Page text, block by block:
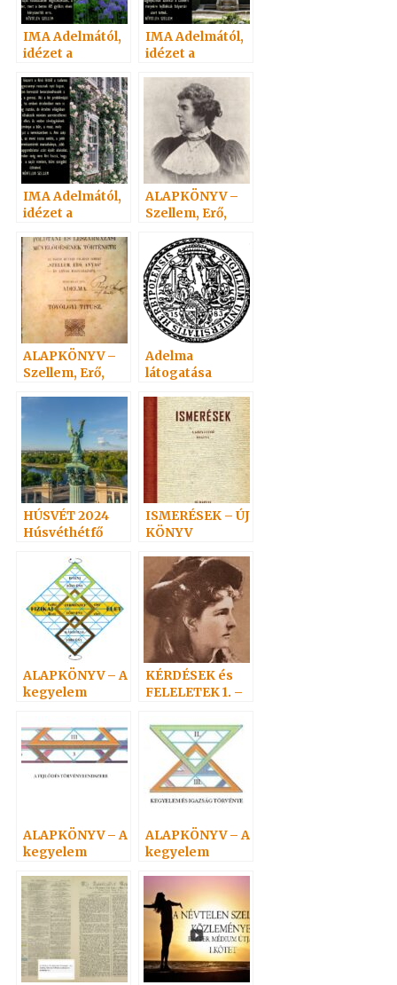
IMA Adelmától,
idézet a
Szellemtől 25.
IMA Adelmától,
idézet a
Szellemtől 27.
IMA Adelmától,
idézet a
Szellemtől 24.
ALAPKÖNYV –
Szellem, Erő,
ALAPKÖNYV –
Szellem, Erő,
Adelma
látogatása
Hoffmann
látogatása
Adelmánál…
HÚSVÉT 2024
Húsvéthétfő
ISMERÉSEK – ÚJ
KÖNYV
ALAPKÖNYV – A
kegyelem
KÉRDÉSEK és
FELELETEK 1. –
professzor
ALAPKÖNYV – A
kegyelem
ALAPKÖNYV – A
kegyelem